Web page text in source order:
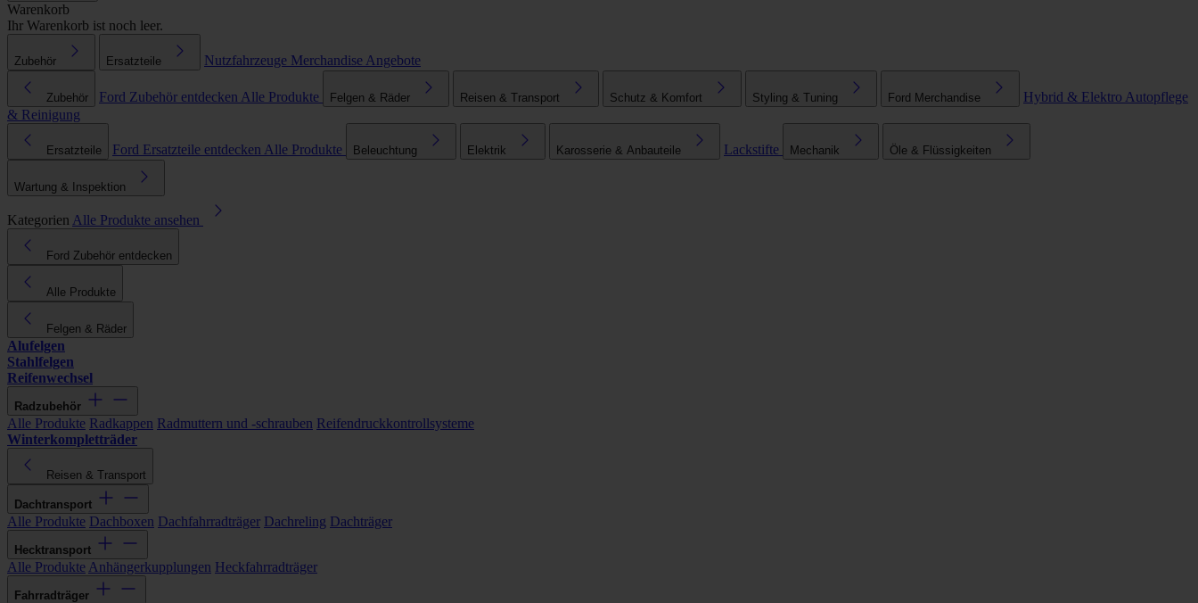
Warenkorb
Ihr Warenkorb ist noch leer.
Zubehör Ersatzteile Nutzfahrzeuge Merchandise Angebote
Zubehör Ford Zubehör entdecken Alle Produkte Felgen & Räder Reisen & Transport Schutz & Komfort Styling & Tuning Ford Merchandise Hybrid & Elektro Autopflege
& Reinigung
Ersatzteile Ford Ersatzteile entdecken Alle Produkte Beleuchtung Elektrik Karosserie & Anbauteile Lackstifte Mechanik Öle & Flüssigkeiten
Wartung & Inspektion
Kategorien Alle Produkte ansehen
Ford Zubehör entdecken
Alle Produkte
Felgen & Räder
Alufelgen
Stahlfelgen
Reifenwechsel
Radzubehör
Alle Produkte Radkappen Radmuttern und -schrauben Reifendruckkontrollsysteme
Winterkompletträder
Reisen & Transport
Dachtransport
Alle Produkte Dachboxen Dachfahrradträger Dachreling Dachträger
Hecktransport
Alle Produkte Anhängerkupplungen Heckfahrradträger
Fahrradträger